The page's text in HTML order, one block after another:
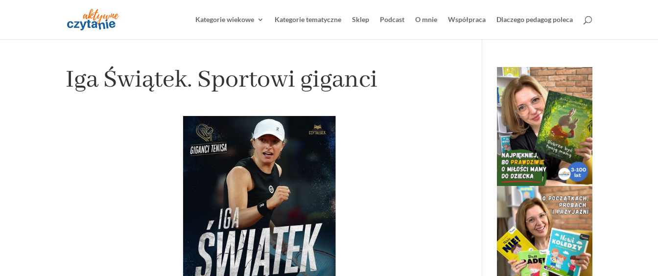
Kategorie wiekowe Kategorie tematyczne Sklep Podcast O mnie Współpraca Dlaczego pedagog poleca
Iga Świątek. Sportowi giganci